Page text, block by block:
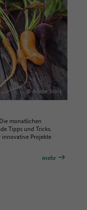
© Adobe Stock
monatlichen
Tipps und Tricks.
innovative Projekte
mehr